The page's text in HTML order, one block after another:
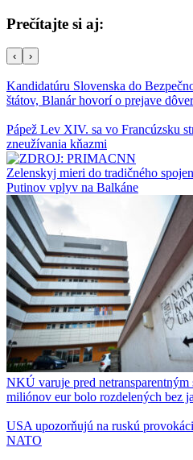
Prečítajte si aj:
‹ ›
Kandidatúru Slovenska do
štátov, Blanár hovorí o prejave
Pápež Lev XIV. sa vo Francúzsku
zneužívania kňazmi
Zelenskyj mieri do tradičného
Putinov vplyv na Balkáne
NKÚ varuje pred
miliónov eur bolo rozdelených bez
USA upozorňujú na ruskú
NATO